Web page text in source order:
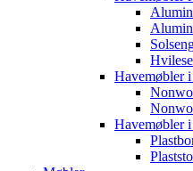
Havemøbler
Havemøbler i